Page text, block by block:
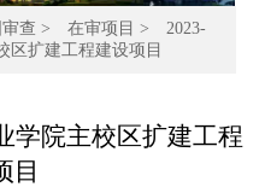
查 > 在审项目 >
2023-
区扩建工程建设项目
目